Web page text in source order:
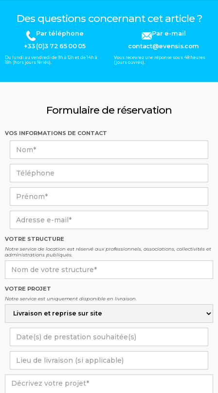
Des questions concernant cet article ?
Par téléphone
+33 (0)3 72 65 00 05
Du lundi au vendredi de 9h à 12h et de 14h à
18h (hors jours fériés).
Par e-mail
contact@evensis.com
Vous recevrez une réponse sous 48 heures
(jours ouvrés).
Formulaire de réservation
VOS INFORMATIONS DE CONTACT
VOTRE STRUCTURE
Notre service de location est réservé aux professionnels, associations, collectivités et
administrations publiques.
VOTRE PROJET
Notre service est uniquement disponible en livraison.